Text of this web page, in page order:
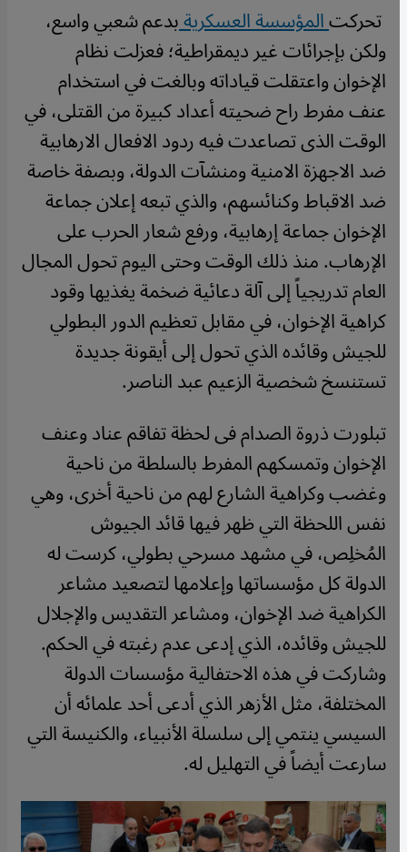
تحركتالمؤسسة العسكريةبدعم شعبي واسع،
ولكن بإجرائات غير ديمقراطية؛ فعزلت نظام
الإخوان واعتقلت قياداته وبالغت في استخدام
عنف مفرط راح ضحيته أعداد كبيرة من القتلى، في
الوقت الذى تصاعدت فيه ردود الافعال الارهابية
ضد الاجهزة الامنية ومنشآت الدولة، وبصفة خاصة
ضد الاقباط وكنائسهم، والذي تبعه إعلان جماعة
الإخوان جماعة إرهابية، ورفع شعار الحرب على
الإرهاب. منذ ذلك الوقت وحتى اليوم تحول المجال
العام تدريجياً إلى آلة دعائية ضخمة يغذيها وقود
كراهية الإخوان، في مقابل تعظيم الدور البطولي
للجيش وقائده الذي تحول إلى أيقونة جديدة
تستنسخ شخصية الزعيم عبد الناصر.
تبلورت ذروة الصدام فى لحظة تفاقم عناد وعنف
الإخوان وتمسكهم المفرط بالسلطة من ناحية
وغضب وكراهية الشارع لهم من ناحية أخرى، وهي
نفس اللحظة التي ظهر فيها قائد الجيوش
المُخلِص، في مشهد مسرحي بطولي، كرست له
الدولة كل مؤسساتها وإعلامها لتصعيد مشاعر
الكراهية ضد الإخوان، ومشاعر التقديس والإجلال
للجيش وقائده، الذي إدعى عدم رغبته في الحكم.
وشاركت في هذه الاحتفالية مؤسسات الدولة
المختلفة، مثل الأزهر الذي أدعى أحد علمائه أن
السيسي ينتمي إلى سلسلة الأنبياء، والكنيسة التي
سارعت أيضاً في التهليل له.